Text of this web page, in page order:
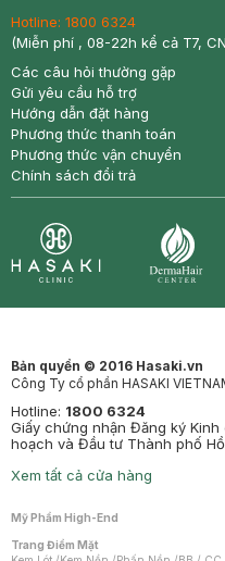
Hotline: 1800 6324
(Miễn phí , 08-22h kể cả T7,
Các câu hỏi thường gặp
Gửi yêu cầu hỗ trợ
Hướng dẫn đặt hàng
Phương thức thanh toán
Phương thức vận chuyển
Chính sách đổi trả
Bản quyền © 2016 Hasaki.vn
Công Ty cổ phần HASAKI
Hotline: 1800 6324
Giấy chứng nhận Đăng ký Kinh
hoạch và Đầu tư Thành phố
Xem tất cả cửa hàng
Mỹ Phẩm High-End
Trang Điểm Mặt